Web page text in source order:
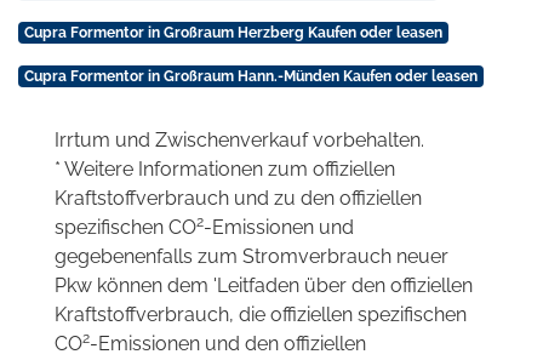
Cupra Formentor in Großraum Herzberg Kaufen oder leasen
Cupra Formentor in Großraum Hann.-Münden Kaufen oder leasen
Irrtum und Zwischenverkauf vorbehalten.
* Weitere Informationen zum offiziellen
Kraftstoffverbrauch und zu den offiziellen
spezifischen CO2-Emissionen und
gegebenenfalls zum Stromverbrauch neuer
Pkw können dem 'Leitfaden über den offiziellen
Kraftstoffverbrauch, die offiziellen spezifischen
CO2-Emissionen und den offiziellen